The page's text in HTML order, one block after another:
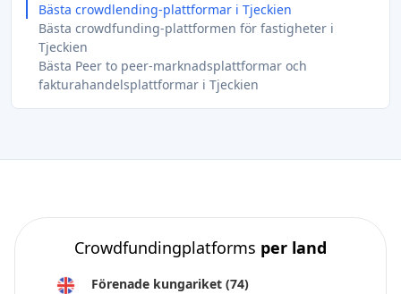
Bästa crowdlending-plattformar i Tjeckien
Bästa crowdfunding-plattformen för fastigheter i
Tjeckien
Bästa Peer to peer-marknadsplattformar och
fakturahandelsplattformar i Tjeckien
Crowdfundingplatforms per land
Förenade kungariket (74)